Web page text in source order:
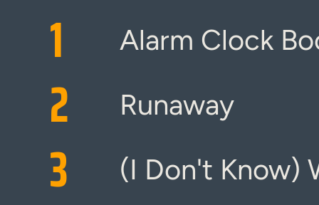
1 Alarm Clock
2 Runaway
3 (I Don't Know)